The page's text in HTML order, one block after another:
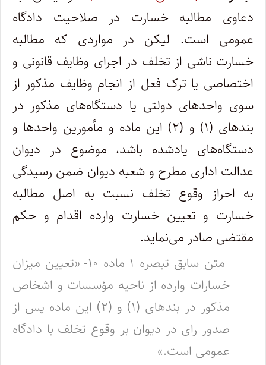
دعاوی مطالبه خسارت در صلاحیت دادگاه
عمومی است. لیکن در مواردی که مطالبه
خسارت ناشی از تخلف در اجرای وظایف قانونی و
اختصاصی یا ترک فعل از انجام وظایف مذکور از
سوی واحدهای دولتی یا دستگاه‌های مذکور در
بندهای (۱) و (۲) این ماده و مأمورین واحدها و
دستگاه‌های یادشده باشد، موضوع در دیوان
عدالت اداری مطرح و شعبه دیوان ضمن رسیدگی
به احراز وقوع تخلف نسبت به اصل مطالبه
خسارت و تعیین خسارت وارده اقدام و حکم
مقتضی صادر می‌نماید.
متن سابق تبصره ۱ ماده ۱۰- «تعیین میزان
خسارات وارده از ناحیه مؤسسات و اشخاص
مذکور در بندهای (۱) و (۲) این ماده پس از
صدور رای در دیوان بر وقوع تخلف با دادگاه
عمومی است.»